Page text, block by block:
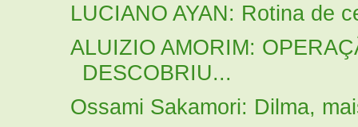
LUCIANO AYAN: Rotina de
ALUIZIO AMORIM:
DESCOBRIU...
Ossami Sakamori: Dilma,